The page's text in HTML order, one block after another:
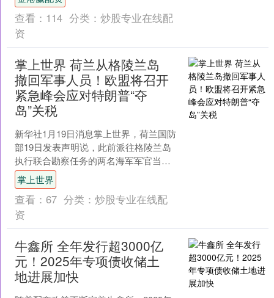
旦他们的积压回到某种....
查看： 114 分类： 炒股专业在线配
资
掌上世界 荷兰从格陵兰岛
撤回军事人员！欧盟将召开
紧急峰会应对特朗普“夺
岛”关税
新华社1月19日消息掌上世界，荷兰国防
部19日发表声明说，此前派往格陵兰岛
执行联合勘察任务的两名海军军官当天
撤回。 声明说，包括荷兰在内的北约盟
国在格陵兰岛的联....
掌上世界
查看： 67 分类： 炒股专业在线配
资
牛鑫所 全年发行超3000亿
元！2025年专项债收储土
地进展加快